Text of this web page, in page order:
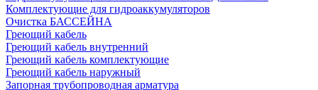
Комплектующие для гидроаккумуляторов
Очистка БАССЕЙНА
Греющий кабель
Греющий кабель внутренний
Греющий кабель комплектующие
Греющий кабель наружный
Запорная трубопроводная арматура